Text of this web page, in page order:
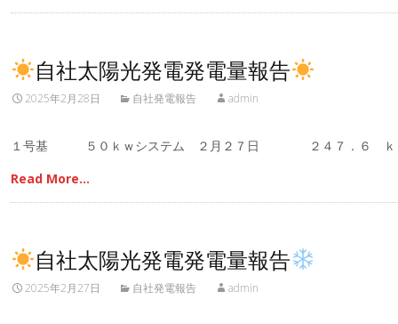
自社太陽光発電発電量報告
2025年2月28日 自社発電報告 admin
１号基 ５０ｋｗシステム ２月２７日 ２４７．６ ｋ
Read More…
自社太陽光発電発電量報告
2025年2月27日 自社発電報告 admin